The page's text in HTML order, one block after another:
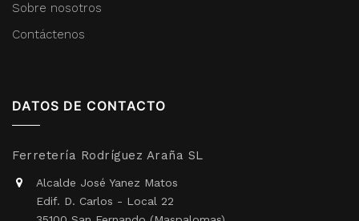
Sobre nosotros
Contáctenos
DATOS DE CONTACTO
Ferretería Rodríguez Araña SL
Alcalde José Yanez Matos
Edif. D. Carlos - Local 22